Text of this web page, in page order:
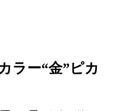
ラー“金”ピカ